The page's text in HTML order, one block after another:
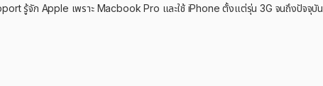
รู้จัก ​Apple เพราะ Macbook Pro และใช้ iPhone ตั้งแต่รุ่น 3G จนถึงปัจจุบัน